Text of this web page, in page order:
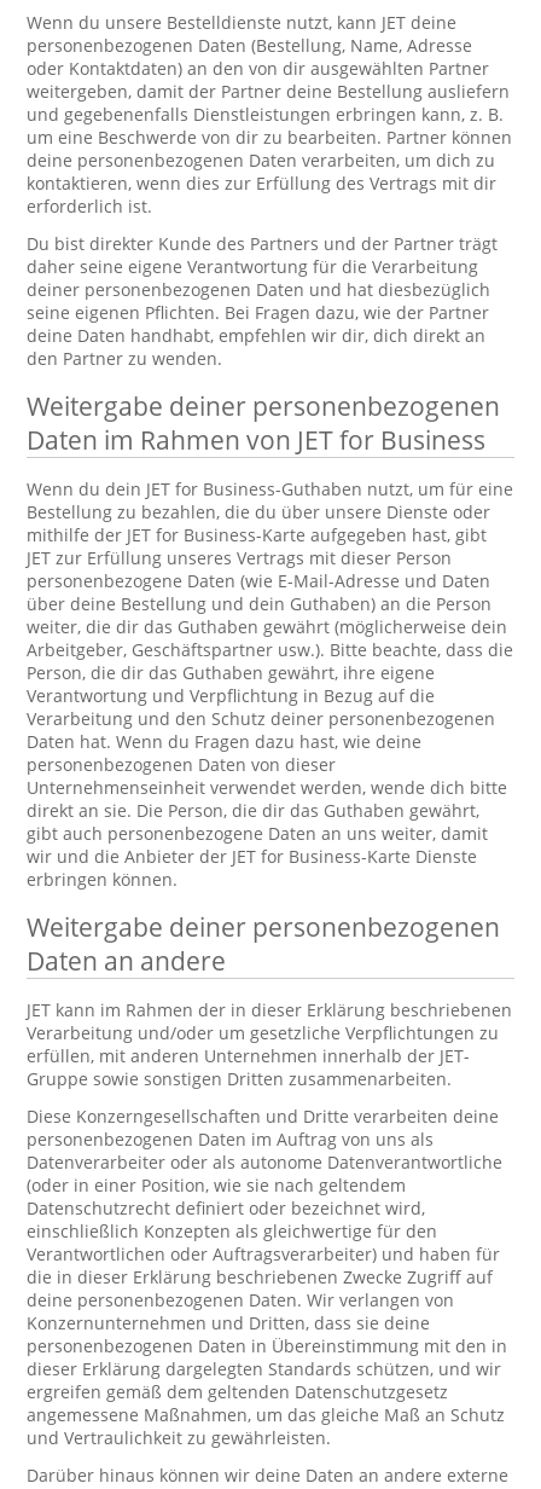
Wenn du unsere Bestelldienste nutzt, kann JET deine
personenbezogenen Daten (Bestellung, Name, Adresse
oder Kontaktdaten) an den von dir ausgewählten Partner
weitergeben, damit der Partner deine Bestellung ausliefern
und gegebenenfalls Dienstleistungen erbringen kann, z. B.
um eine Beschwerde von dir zu bearbeiten. Partner können
deine personenbezogenen Daten verarbeiten, um dich zu
kontaktieren, wenn dies zur Erfüllung des Vertrags mit dir
erforderlich ist.
Du bist direkter Kunde des Partners und der Partner trägt
daher seine eigene Verantwortung für die Verarbeitung
deiner personenbezogenen Daten und hat diesbezüglich
seine eigenen Pflichten. Bei Fragen dazu, wie der Partner
deine Daten handhabt, empfehlen wir dir, dich direkt an
den Partner zu wenden.
Weitergabe deiner personenbezogenen
Daten im Rahmen von JET for Business
Wenn du dein JET for Business-Guthaben nutzt, um für eine
Bestellung zu bezahlen, die du über unsere Dienste oder
mithilfe der JET for Business-Karte aufgegeben hast, gibt
JET zur Erfüllung unseres Vertrags mit dieser Person
personenbezogene Daten (wie E-Mail-Adresse und Daten
über deine Bestellung und dein Guthaben) an die Person
weiter, die dir das Guthaben gewährt (möglicherweise dein
Arbeitgeber, Geschäftspartner usw.). Bitte beachte, dass die
Person, die dir das Guthaben gewährt, ihre eigene
Verantwortung und Verpflichtung in Bezug auf die
Verarbeitung und den Schutz deiner personenbezogenen
Daten hat. Wenn du Fragen dazu hast, wie deine
personenbezogenen Daten von dieser
Unternehmenseinheit verwendet werden, wende dich bitte
direkt an sie. Die Person, die dir das Guthaben gewährt,
gibt auch personenbezogene Daten an uns weiter, damit
wir und die Anbieter der JET for Business-Karte Dienste
erbringen können.
Weitergabe deiner personenbezogenen
Daten an andere
JET kann im Rahmen der in dieser Erklärung beschriebenen
Verarbeitung und/oder um gesetzliche Verpflichtungen zu
erfüllen, mit anderen Unternehmen innerhalb der JET-
Gruppe sowie sonstigen Dritten zusammenarbeiten.
Diese Konzerngesellschaften und Dritte verarbeiten deine
personenbezogenen Daten im Auftrag von uns als
Datenverarbeiter oder als autonome Datenverantwortliche
(oder in einer Position, wie sie nach geltendem
Datenschutzrecht definiert oder bezeichnet wird,
einschließlich Konzepten als gleichwertige für den
Verantwortlichen oder Auftragsverarbeiter) und haben für
die in dieser Erklärung beschriebenen Zwecke Zugriff auf
deine personenbezogenen Daten. Wir verlangen von
Konzernunternehmen und Dritten, dass sie deine
personenbezogenen Daten in Übereinstimmung mit den in
dieser Erklärung dargelegten Standards schützen, und wir
ergreifen gemäß dem geltenden Datenschutzgesetz
angemessene Maßnahmen, um das gleiche Maß an Schutz
und Vertraulichkeit zu gewährleisten.
Darüber hinaus können wir deine Daten an andere externe